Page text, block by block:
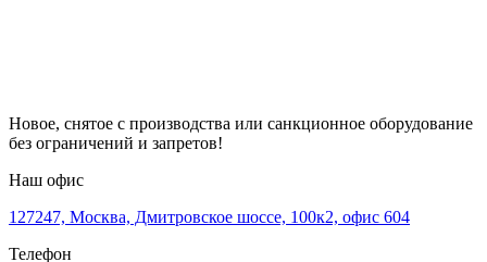
Новое, снятое с производства или санкционное оборудование
без ограничений и запретов!
Наш офис
127247, Москва, Дмитровское шоссе, 100к2, офис 604
Телефон